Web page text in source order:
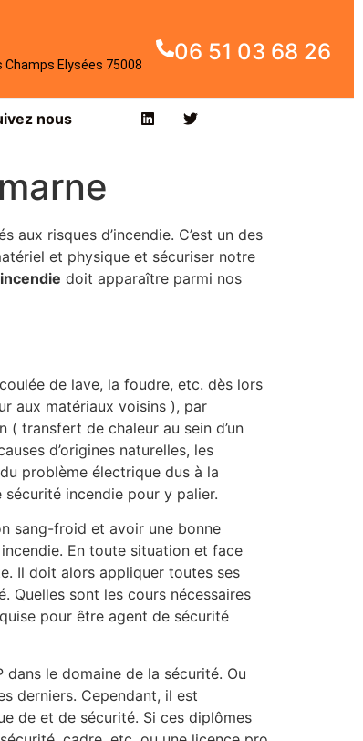
Champs Elysées 75008 06 51 03 68 26
nous
risques d’incendie. C’est un des
et physique et sécuriser notre
doit apparaître parmi nos
de lave, la foudre, etc. dès lors
aux matériaux voisins ), par
transfert de chaleur au sein d’un
d’origines naturelles, les
problème électrique dus à la
incendie pour y palier.
sang-froid et avoir une bonne
En toute situation et face
Il doit alors appliquer toutes ses
Quelles sont les cours nécessaires
pour être agent de sécurité
le domaine de la sécurité. Ou
derniers. Cependant, il est
de et de sécurité. Si ces diplômes